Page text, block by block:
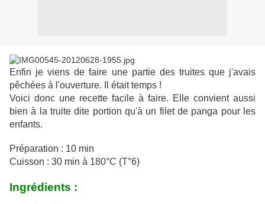
Enfin je viens de faire une partie des truites que j'avais
pêchées à l'ouverture. Il était temps !
Voici donc une recette facile à faire. Elle convient aussi
bien à la truite dite portion qu'à un filet de panga pour les
enfants.
Préparation : 10 min
Cuisson : 30 min à 180°C (T°6)
Ingrédients :